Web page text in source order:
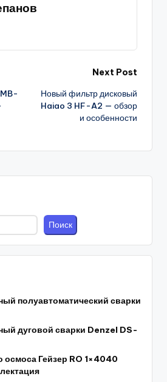
Next Post
Новый фильтр дисковый
Haiao 3 HF-A2 — обзор
и особенности
Поиск
полуавтоматический сварки
дуговой сварки Denzel DS-
осмоса Гейзер RO 1×4040